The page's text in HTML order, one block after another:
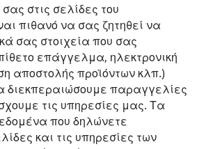
στις σελίδες του
πιθανό να σας ζητηθεί να
σας στοιχεία που σας
επάγγελμα, ηλεκτρονική
αποστολής προϊόντων κλπ.)
διεκπεραιώσουμε παραγγελίες
τις υπηρεσίες μας. Τα
που δηλώνετε
και τις υπηρεσίες των